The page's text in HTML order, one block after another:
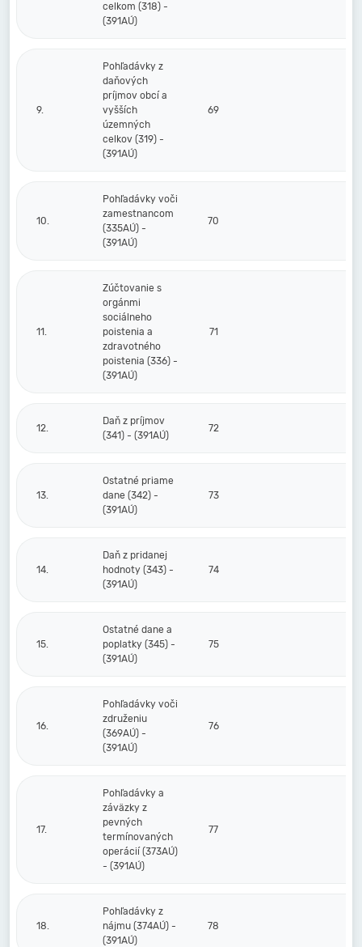
celkom (318) -
(391AÚ)
9.
Pohľadávky z
daňových
príjmov obcí a
vyšších
územných
celkov (319) -
(391AÚ)
69
10.
Pohľadávky voči
zamestnancom
(335AÚ) -
(391AÚ)
70
11.
Zúčtovanie s
orgánmi
sociálneho
poistenia a
zdravotného
poistenia (336) -
(391AÚ)
71
12.
Daň z príjmov
(341) - (391AÚ)
72
13.
Ostatné priame
dane (342) -
(391AÚ)
73
14.
Daň z pridanej
hodnoty (343) -
(391AÚ)
74
15.
Ostatné dane a
poplatky (345) -
(391AÚ)
75
16.
Pohľadávky voči
združeniu
(369AÚ) -
(391AÚ)
76
17.
Pohľadávky a
záväzky z
pevných
termínovaných
operácií (373AÚ)
- (391AÚ)
77
18.
Pohľadávky z
nájmu (374AÚ) -
(391AÚ)
78